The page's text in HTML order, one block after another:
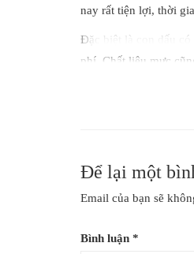
nay rất tiện lợi, thời
Đặc biệt là con dấu
phí. Chất liệu mực
Để lại một
Email của bạn sẽ
Bình luận *